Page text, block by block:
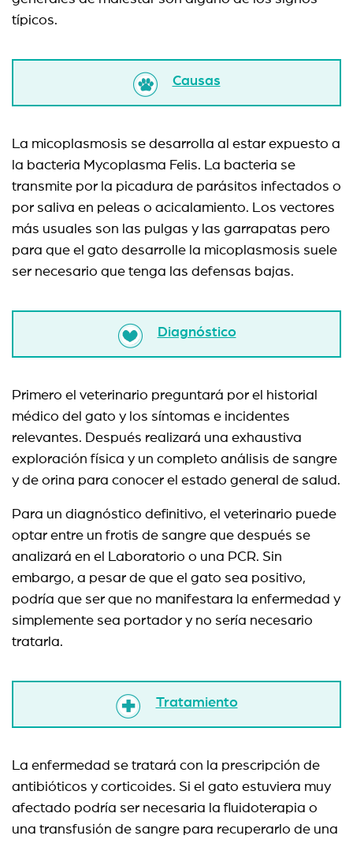
típicos.
Causas
La micoplasmosis se desarrolla al estar expuesto a
la bacteria Mycoplasma Felis. La bacteria se
transmite por la picadura de parásitos infectados o
por saliva en peleas o acicalamiento. Los vectores
más usuales son las pulgas y las garrapatas pero
para que el gato desarrolle la micoplasmosis suele
ser necesario que tenga las defensas bajas.
Diagnóstico
Primero el veterinario preguntará por el historial
médico del gato y los síntomas e incidentes
relevantes. Después realizará una exhaustiva
exploración física y un completo análisis de sangre
y de orina para conocer el estado general de salud.
Para un diagnóstico definitivo, el veterinario puede
optar entre un frotis de sangre que después se
analizará en el Laboratorio o una PCR. Sin
embargo, a pesar de que el gato sea positivo,
podría que ser que no manifestara la enfermedad y
simplemente sea portador y no sería necesario
tratarla.
Tratamiento
La enfermedad se tratará con la prescripción de
antibióticos y corticoides. Si el gato estuviera muy
afectado podría ser necesaria la fluidoterapia o
una transfusión de sangre para recuperarlo de una